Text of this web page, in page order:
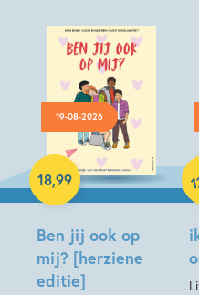
19-08-2026
Ben jij ook op
mij? [herziene
editie]
18,99
Hardcover